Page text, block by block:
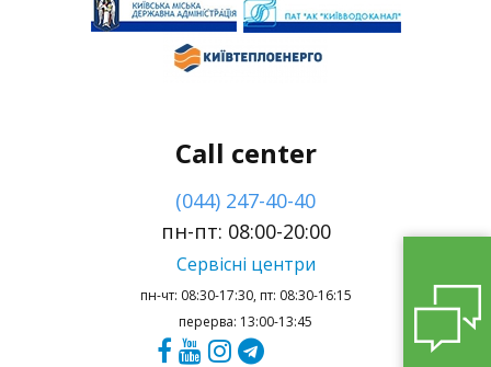
Call center
(044) 247-40-40
пн-пт: 08:00-20:00
Сервісні центри
пн-чт: 08:30-17:30, пт: 08:30-16:15
перерва: 13:00-13:45